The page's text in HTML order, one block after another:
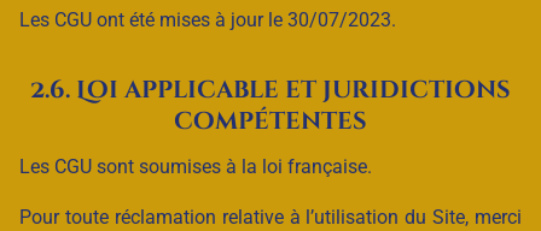
Les CGU ont été mises à jour le 30/07/2023.
2.6. Loi applicable et juridictions
compétentes
Les CGU sont soumises à la loi française.
Pour toute réclamation relative à l’utilisation du Site, merci